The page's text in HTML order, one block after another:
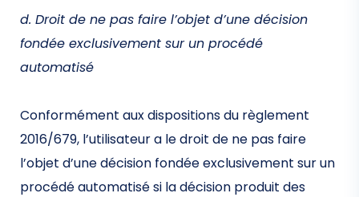
d. Droit de ne pas faire l’objet d’une décision
fondée exclusivement sur un procédé
automatisé
Conformément aux dispositions du règlement
2016/679, l’utilisateur a le droit de ne pas faire
l’objet d’une décision fondée exclusivement sur un
procédé automatisé si la décision produit des